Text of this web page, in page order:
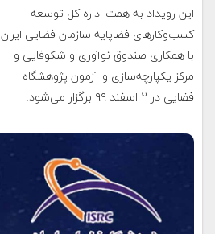
این رویداد به همت اداره کل توسعه
کسب‌وکارهای فضاپایه سازمان فضایی ایران
با همکاری صندوق نوآوری و شکوفایی و
مرکز یکپارچه‌سازی و آزمون پژوهشگاه
فضایی در ۲ اسفند ۹۹ برگزار می‌شود.